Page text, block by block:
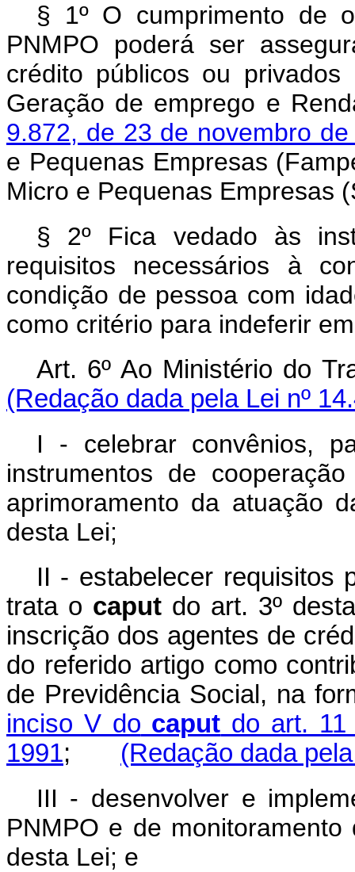
§ 1º O cumprimento de
PNMPO poderá ser
crédito públicos ou
Geração de emprego e
9.872, de 23 de novembro
e Pequenas Empresas
Micro e Pequenas Empresas
§ 2º Fica vedado às
requisitos necessários à
condição de pessoa com
como critério para indeferir
Art. 6º Ao Ministério do
(Redação dada pela Lei nº
I - celebrar convênios,
instrumentos de
aprimoramento da atuação
desta Lei;
II - estabelecer requisitos
trata o caput do art. 3º
inscrição dos agentes de
do referido artigo como
de Previdência Social, na
inciso V do caput do art.
1991; (Redação dada
III - desenvolver e
PNMPO e de
desta Lei; e